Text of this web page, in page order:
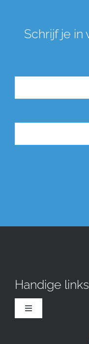
Schrijf je
Handige links
Toggle